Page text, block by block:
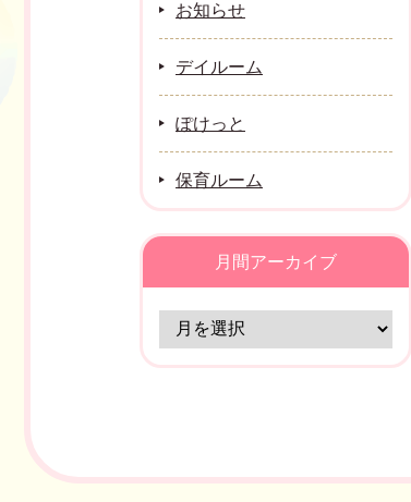
お知らせ
デイルーム
ぽけっと
保育ルーム
月間アーカイブ